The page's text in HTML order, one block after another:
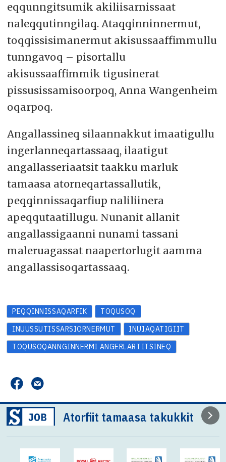
eqqunngitsumik akiliisarnissaat
naleqqutinngilaq. Ataqqinninnermut,
toqqissisimanermut akisussaaffimmullu
tunngavoq – pisortallu
akisussaaffimmik tigusinerat
pissusissamisoorpoq, Anna Wangenheim
oqarpoq.
Angallassineq silaannakkut imaatigullu
ingerlanneqartassaaq, ilaatigut
angallasseriaatsit taakku marluk
tamaasa atorneqartassallutik,
peqqinnissaqarfiup naliliinera
apeqqutaatillugu. Nunanit allanit
angallassigaanni nunami tassani
maleruagassat naapertorlugit aamma
angallassisoqartassaaq.
PEQQINNISSAQARFIK
TOQUSOQ
INUUSSUTISSARSIORNERMUT
INUIAQATIGIIT
TOQUSOQANNGINNERMI ANGERLARTITSINEQ
Atorfiit tamaasa takukkit